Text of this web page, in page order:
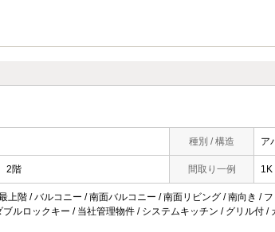
種別 / 構造 ア
2階 間取り一例 1K
階 / バルコニー / 南面バルコニー / 南面リビング / 南向き /
ルロックキー / 当社管理物件 / システムキッチン / グリル付 /